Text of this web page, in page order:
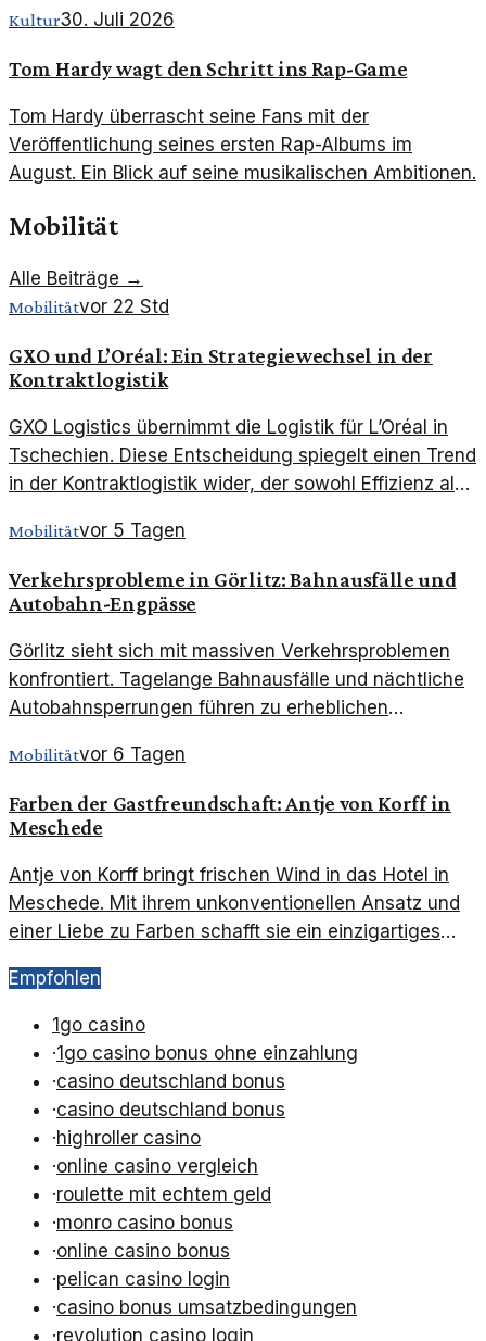
Kultur30. Juli 2026
Tom Hardy wagt den Schritt ins Rap-Game
Tom Hardy überrascht seine Fans mit der
Veröffentlichung seines ersten Rap-Albums im
August. Ein Blick auf seine musikalischen Ambitionen.
Mobilität
Alle Beiträge →
Mobilitätvor 22 Std
GXO und L’Oréal: Ein Strategiewechsel in der
Kontraktlogistik
GXO Logistics übernimmt die Logistik für L’Oréal in
Tschechien. Diese Entscheidung spiegelt einen Trend
in der Kontraktlogistik wider, der sowohl Effizienz als
Mobilitätvor 5 Tagen
Verkehrsprobleme in Görlitz: Bahnausfälle und
Autobahn-Engpässe
Görlitz sieht sich mit massiven Verkehrsproblemen
konfrontiert. Tagelange Bahnausfälle und nächtliche
Autobahnsperrungen führen zu erheblichen
Mobilitätvor 6 Tagen
Farben der Gastfreundschaft: Antje von Korff in
Meschede
Antje von Korff bringt frischen Wind in das Hotel in
Meschede. Mit ihrem unkonventionellen Ansatz und
einer Liebe zu Farben schafft sie ein einzigartiges
Empfohlen
1go casino
·1go casino bonus ohne einzahlung
·casino deutschland bonus
·casino deutschland bonus
·highroller casino
·online casino vergleich
·roulette mit echtem geld
·monro casino bonus
·online casino bonus
·pelican casino login
·casino bonus umsatzbedingungen
·revolution casino login